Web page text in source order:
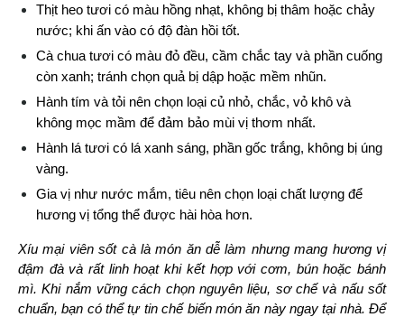
Thịt heo tươi có màu hồng nhạt, không bị thâm hoặc chảy
nước; khi ấn vào có độ đàn hồi tốt.
Cà chua tươi có màu đỏ đều, cầm chắc tay và phần cuống
còn xanh; tránh chọn quả bị dập hoặc mềm nhũn.
Hành tím và tỏi nên chọn loại củ nhỏ, chắc, vỏ khô và
không mọc mầm để đảm bảo mùi vị thơm nhất.
Hành lá tươi có lá xanh sáng, phần gốc trắng, không bị úng
vàng.
Gia vị như nước mắm, tiêu nên chọn loại chất lượng để
hương vị tổng thể được hài hòa hơn.
Xíu mại viên sốt cà là món ăn dễ làm nhưng mang hương vị
đậm đà và rất linh hoạt khi kết hợp với cơm, bún hoặc bánh
mì. Khi nắm vững cách chọn nguyên liệu, sơ chế và nấu sốt
chuẩn, bạn có thể tự tin chế biến món ăn này ngay tại nhà. Để